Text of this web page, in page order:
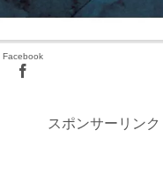
Facebook
スポンサーリンク